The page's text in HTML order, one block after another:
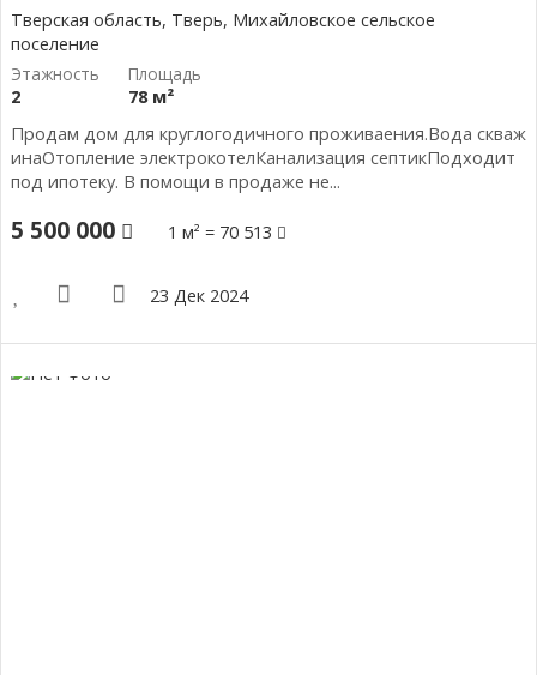
Тверская область, Тверь, Михайловское сельское
поселение
2
78 м²
Продам дом для круглогодичного проживаения.Вода скваж
инаОтопление электрокотелКанализация септикПодходит
под ипотеку. В помощи в продаже не...
5 500 000 1 м² = 70 513
23 Дек 2024